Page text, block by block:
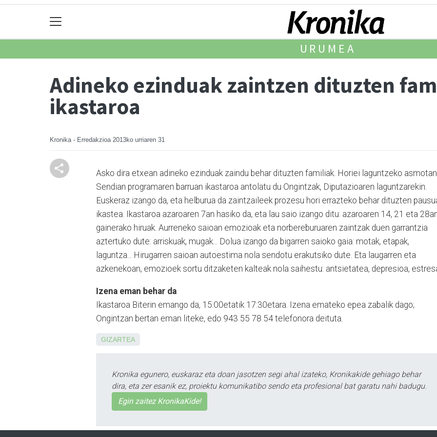
URUMEA
Adineko ezinduak zaintzen dituzten
ikastaroa
Kronika - Erredakzioa 2013ko urriaren 31
Asko dira etxean adineko ezinduak zaindu behar di­tuzten familiak. Horiei la­guntzeko
Sen­dian programaren barruan ikastaroa antolatu du On­gin­tzak, Diputazioaren la­gun­tzarekin.
Euskeraz izango da, eta helburua da zaintzaileek prozesu hori errazteko be­har dituzten
ikastea. Ikastaroa azaroaren 7an hasiko da, eta lau saio izango ditu: azaroaren 14, 21 eta
gainerako hiruak. Au­rreneko saioan emozioak eta norbereburuaren zaintzak duen garrantzia
aztertuko dute: arriskuak, mugak... Dolua izango da bigarren saioko gaia: motak, etapak,
laguntza... Hirugarren saio­an autoestima nola sendotu erakutsiko dute. Eta laugarren eta
azkenekoan, emozioek sortu ditzaketen kalteak nola saihestu: antsietatea, depresioa,
Izena eman behar da
Ikastaroa Biterin emango da, 15:00etatik 17:30etara. Ize­na emateko epea zabalik dago;
Ongintzan bertan eman liteke, edo 943 55 78 54 telefonora deituta.
GIZARTEA
Kronika egunero, euskaraz eta doan jasotzen segi ahal izateko, Kronikakide gehiago behar
dira, eta zer esanik ez, proiektu komunikatibo sendo eta profesional bat garatu nahi badugu.
Egin zaitez KronikaKide!